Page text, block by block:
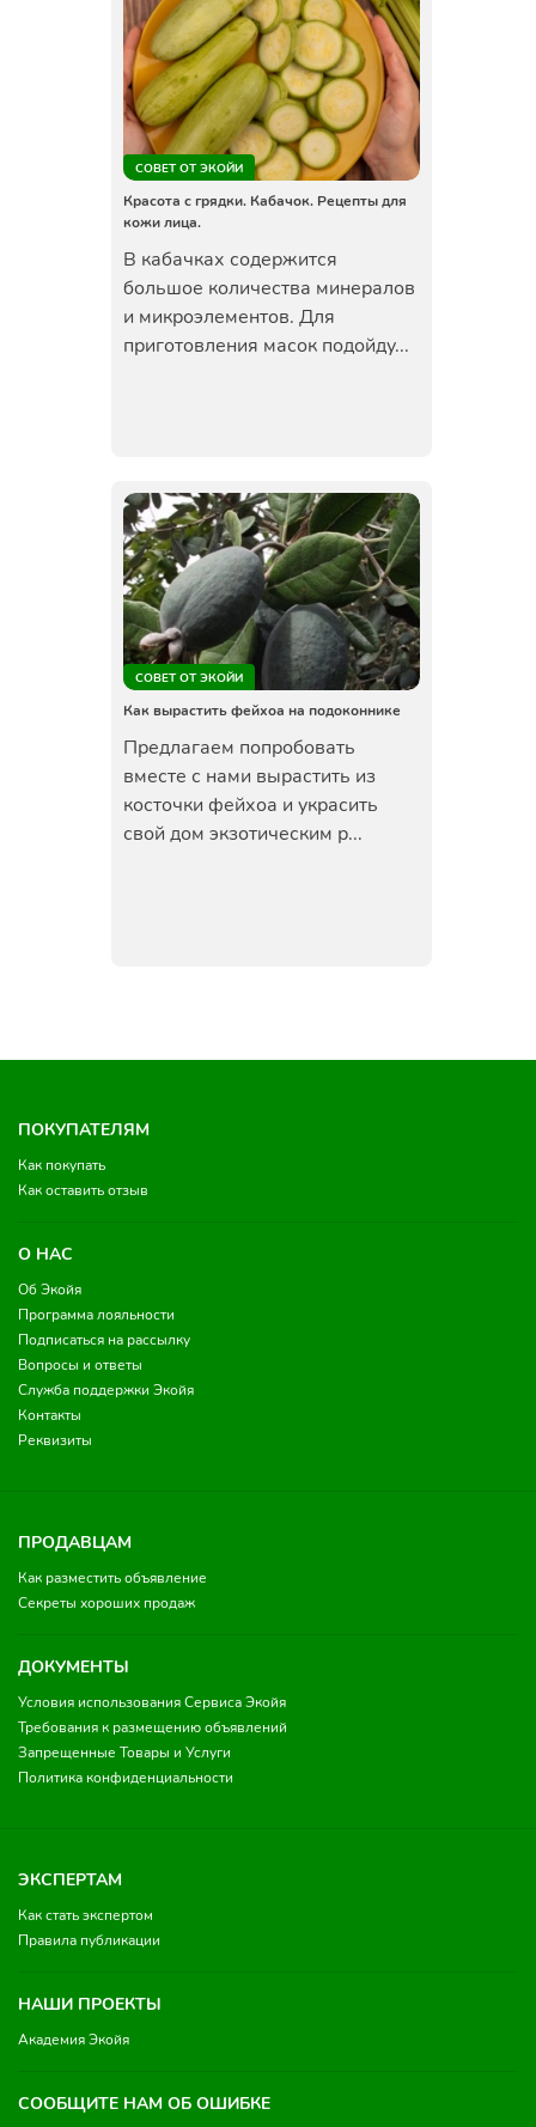
СОВЕТ ОТ ЭКОЙИ
Красота с грядки. Кабачок. Рецепты для
кожи лица.
В кабачках содержится
большое количества минералов
и микроэлементов. Для
приготовления масок подойду...
СОВЕТ ОТ ЭКОЙИ
Как вырастить фейхоа на подоконнике
Предлагаем попробовать
вместе с нами вырастить из
косточки фейхоа и украсить
свой дом экзотическим р...
ПОКУПАТЕЛЯМ
Как покупать
Как оставить отзыв
О НАС
Об Экойя
Программа лояльности
Подписаться на рассылку
Вопросы и ответы
Служба поддержки Экойя
Контакты
Реквизиты
ПРОДАВЦАМ
Как разместить объявление
Секреты хороших продаж
ДОКУМЕНТЫ
Условия использования Сервиса Экойя
Требования к размещению объявлений
Запрещенные Товары и Услуги
Политика конфиденциальности
ЭКСПЕРТАМ
Как стать экспертом
Правила публикации
НАШИ ПРОЕКТЫ
Академия Экойя
СООБЩИТЕ НАМ ОБ ОШИБКЕ